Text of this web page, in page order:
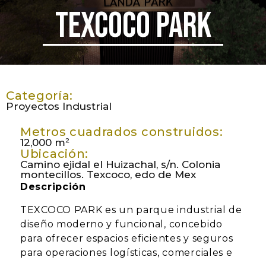
Texcoco Park
Categoría:
Proyectos Industrial
Metros cuadrados construidos:
12,000 m²
Ubicación:
Camino ejidal el Huizachal, s/n. Colonia
montecillos. Texcoco, edo de Mex
Descripción
TEXCOCO PARK es un parque industrial de
diseño moderno y funcional, concebido
para ofrecer espacios eficientes y seguros
para operaciones logísticas, comerciales e